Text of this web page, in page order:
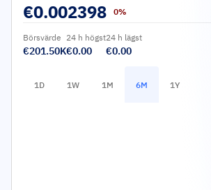
€0.002398 0%
Börsvärde
€201.50K
24 h högst
€0.00
24 h lägst
€0.00
1D 1W 1M 6M 1Y